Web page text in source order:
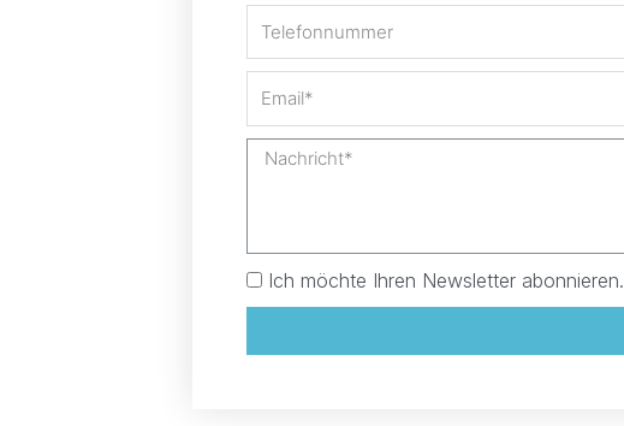
Ich möchte Ihren Newsletter abonnieren.